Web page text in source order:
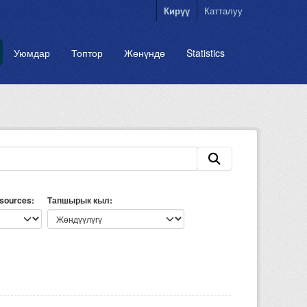
Кирүү Катталуу
Уюмдар Топтор Жөнүндө Statistics
Тапшырык кыл